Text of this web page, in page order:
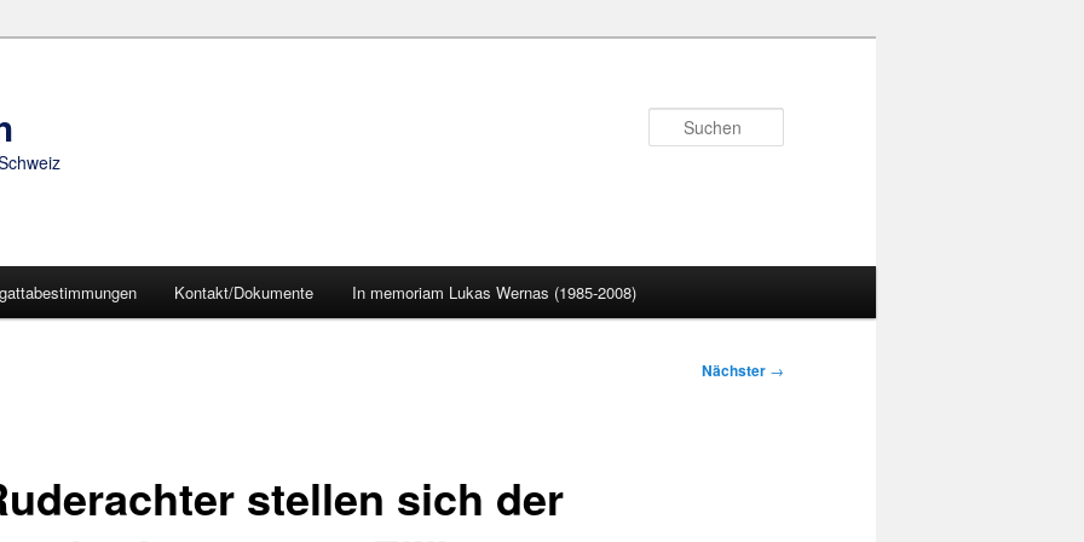
Kontakt/Dokumente In memoriam Lukas Wernas (1985-2008)
Nächster →
stellen sich der